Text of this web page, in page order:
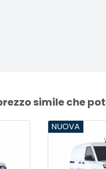
simile che
NUOVA